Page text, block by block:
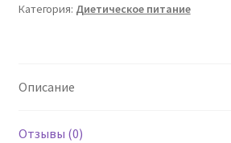
Собака
В-
7
Категория: Диетическое питание
Описание
Отзывы (0)